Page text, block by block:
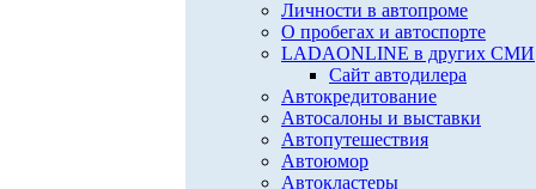
Личности в автопроме
О пробегах и автоспорте
LADAONLINE в других СМИ
Сайт автодилера
Автокредитование
Автосалоны и выставки
Автопутешествия
Автоюмор
Автокластеры